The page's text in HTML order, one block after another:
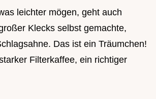
leichter mögen, geht auch
Klecks selbst gemachte,
Das ist ein Träumchen!
Filterkaffee, ein richtiger